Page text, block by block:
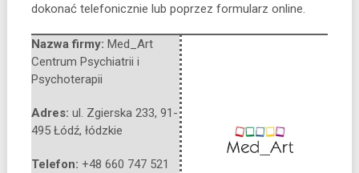
dokonać telefonicznie lub poprzez formularz online.
Nazwa firmy: Med_Art
Centrum Psychiatrii i
Psychoterapii
Adres: ul. Zgierska 233, 91-
495 Łódź, łódzkie
Telefon: +48 660 747 521